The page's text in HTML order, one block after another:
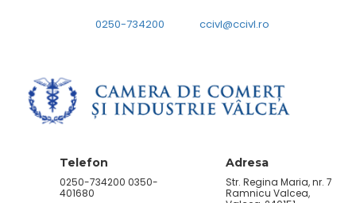
0250-734200 ccivl@ccivl.ro
Telefon
0250-734200 0350-
401680
Adresa
Str. Regina Maria, nr. 7
Ramnicu Valcea,